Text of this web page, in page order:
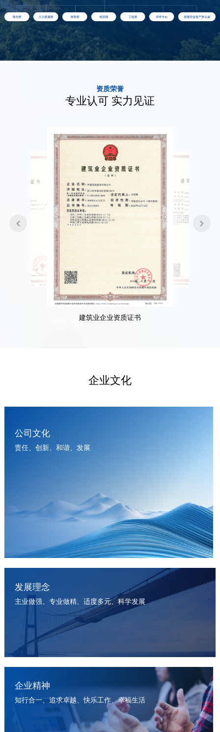
资质荣誉
专业认可 实力见证
建筑业企业资质证书
 
企业文化
公司文化
责任、创新、和谐、发展
发展理念
主业做强、专业做精、适度多元、科学发展
企业精神
知行合一、追求卓越、快乐工作、幸福生活